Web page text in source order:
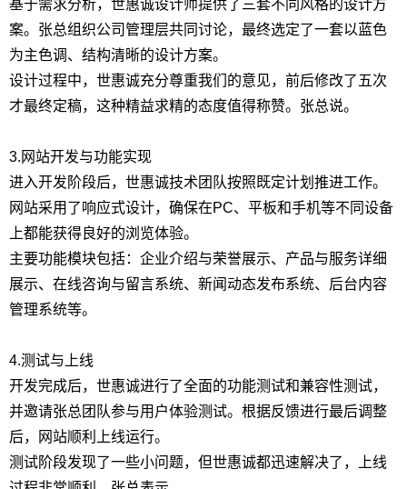
基于需求分析，世惠诚设计师提供了三套不同风格的设计方
案。张总组织公司管理层共同讨论，最终选定了一套以蓝色
为主色调、结构清晰的设计方案。
设计过程中，世惠诚充分尊重我们的意见，前后修改了五次
才最终定稿，这种精益求精的态度值得称赞。张总说。
3.网站开发与功能实现
进入开发阶段后，世惠诚技术团队按照既定计划推进工作。
网站采用了响应式设计，确保在PC、平板和手机等不同设备
上都能获得良好的浏览体验。
主要功能模块包括：企业介绍与荣誉展示、产品与服务详细
展示、在线咨询与留言系统、新闻动态发布系统、后台内容
管理系统等。
4.测试与上线
开发完成后，世惠诚进行了全面的功能测试和兼容性测试，
并邀请张总团队参与用户体验测试。根据反馈进行最后调整
后，网站顺利上线运行。
测试阶段发现了一些小问题，但世惠诚都迅速解决了，上线